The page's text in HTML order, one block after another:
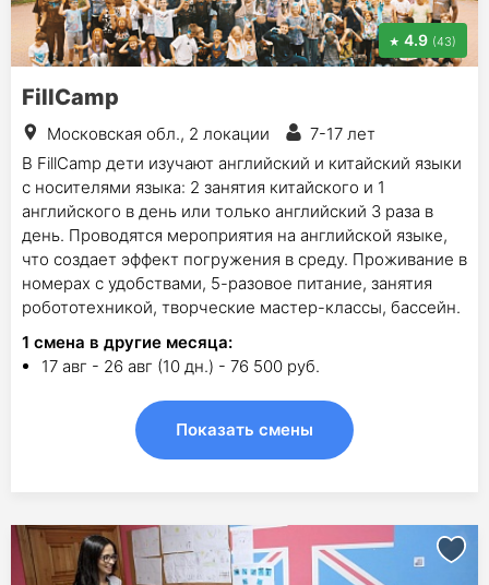
4.9 (43)
FillCamp
Московская обл., 2 локации
7-17 лет
В FillCamp дети изучают английский и китайский языки
с носителями языка: 2 занятия китайского и 1
английского в день или только английский 3 раза в
день. Проводятся мероприятия на английской языке,
что создает эффект погружения в среду. Проживание в
номерах с удобствами, 5-разовое питание, занятия
робототехникой, творческие мастер-классы, бассейн.
1 смена в другие месяца:
17 авг - 26 авг (10 дн.) - 76 500 руб.
Показать смены